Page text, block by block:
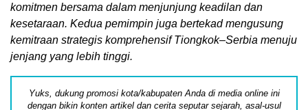
komitmen bersama dalam menjunjung keadilan dan
kesetaraan. Kedua pemimpin juga bertekad mengusung
kemitraan strategis komprehensif Tiongkok–Serbia menuju
jenjang yang lebih tinggi.
Yuks, dukung promosi kota/kabupaten Anda di media online ini
dengan bikin konten artikel dan cerita seputar sejarah, asal-usul